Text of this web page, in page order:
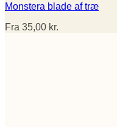
Monstera blade af træ
Fra 35,00 kr.